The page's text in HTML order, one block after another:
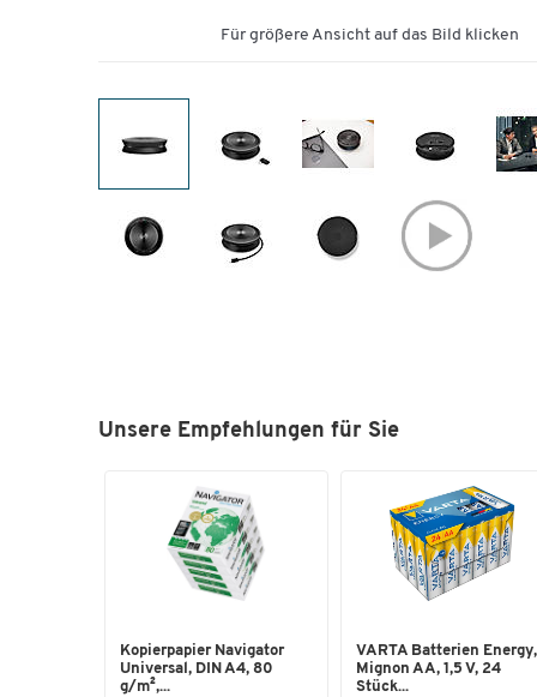
Für größere Ansicht auf das Bild klicken
Unsere Empfehlungen für Sie
Kopierpapier Navigator
Universal, DIN A4, 80
g/m²,...
VARTA Batterien Energy,
Mignon AA, 1,5 V, 24
Stück...